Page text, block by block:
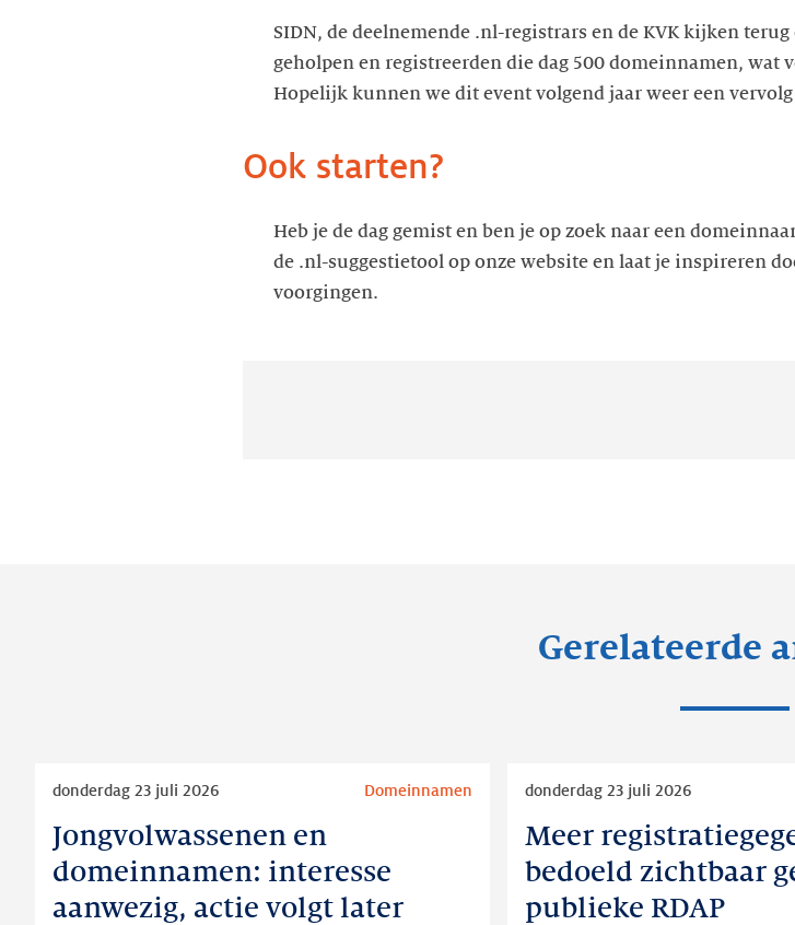
SIDN, de deelnemende .nl-registrars en de KVK kijken
geholpen en registreerden die dag 500 domeinnamen, wat
Hopelijk kunnen we dit event volgend jaar weer een vervolg
Ook starten?
Heb je de dag gemist en ben je op zoek naar een
de .nl-suggestietool op onze website en laat je inspireren
voorgingen.
Gerelateerde
Jongvolwassenen en
domeinnamen: interesse
aanwezig, actie volgt later
donderdag 23 juli 2026 Domeinnamen
Jongvolwassenen
domeinnamen:
interesse
Meer
bedoeld zichtbaar
publieke RDAP
donderdag 23 juli 2026
Meer
registratiegegevens
dan
bedoeld